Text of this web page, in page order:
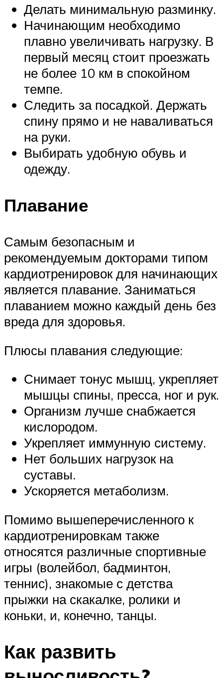
Делать минимальную разминку.
Начинающим необходимо
плавно увеличивать нагрузку. В
первый месяц стоит проезжать
не более 10 км в спокойном
темпе.
Следить за посадкой. Держать
спину прямо и не наваливаться
на руки.
Выбирать удобную обувь и
одежду.
Плавание
Самым безопасным и
рекомендуемым докторами типом
кардиотренировок для начинающих
является плавание. Заниматься
плаванием можно каждый день без
вреда для здоровья.
Плюсы плавания следующие:
Снимает тонус мышц, укрепляет
мышцы спины, пресса, ног и рук.
Организм лучше снабжается
кислородом.
Укрепляет иммунную систему.
Нет больших нагрузок на
суставы.
Ускоряется метаболизм.
Помимо вышеперечисленного к
кардиотренировкам также
относятся различные спортивные
игры (волейбол, бадминтон,
теннис), знакомые с детства
прыжки на скакалке, ролики и
коньки, и, конечно, танцы.
Как развить